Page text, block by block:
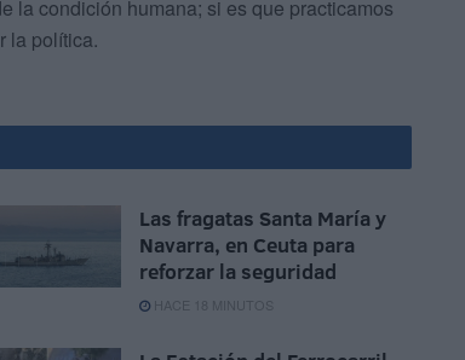
la condición humana; si es que practicamos
la política.
Las fragatas Santa María y
Navarra, en Ceuta para
reforzar la seguridad
HACE 18 MINUTOS